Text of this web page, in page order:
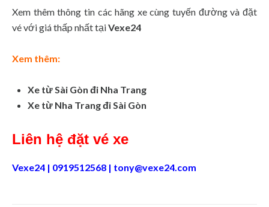
Xem thêm thông tin các hãng xe cùng tuyến đường và đặt
vé với giá thấp nhất tạiVexe24
Xem thêm:
Xe từ Sài Gòn đi Nha Trang
Xe từ Nha Trang đi Sài Gòn
Liên hệ đặt vé xe
Vexe24 | 0919512568 | tony@vexe24.com